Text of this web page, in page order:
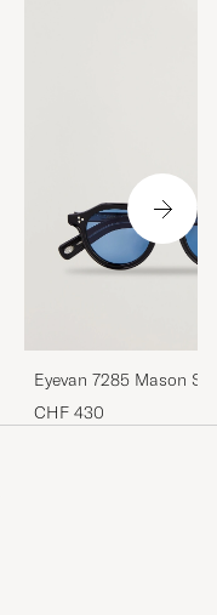
Eyevan 7285 Mason
Black
CHF 430